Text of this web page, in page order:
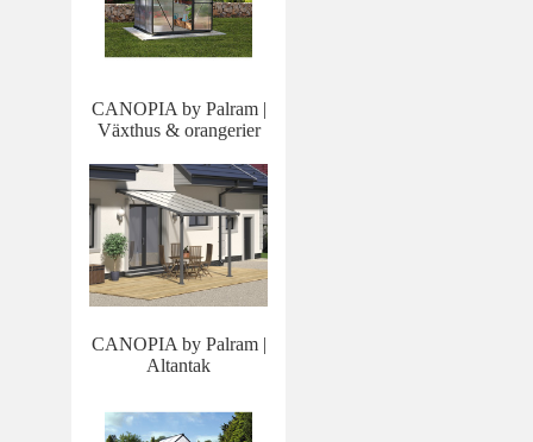
CANOPIA by Palram |
Växthus & orangerier
CANOPIA by Palram |
Altantak